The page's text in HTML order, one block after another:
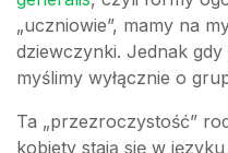
„uczniowie”, mamy na
dziewczynki. Jednak gdy
myślimy wyłącznie o
Ta „przezroczystość”
kobiety stają się w